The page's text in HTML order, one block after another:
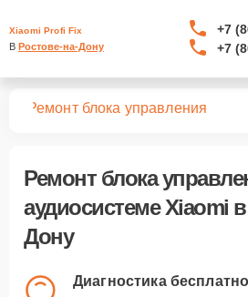
Xiaomi Profi Fix
В Ростове-на-Дону
+7
+7
Ремонт блока управления
Ремонт блока
аудиосистеме Xiaomi
Дону
Диагностика бесплатно